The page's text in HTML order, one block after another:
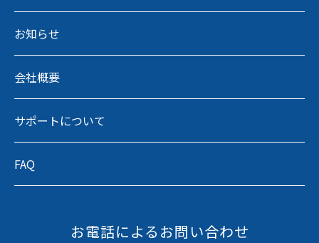
お知らせ
会社概要
サポートについて
FAQ
お電話によるお問い合わせ